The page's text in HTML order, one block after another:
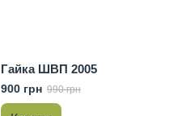
Гайка ШВП 2005
900 грн 990 грн